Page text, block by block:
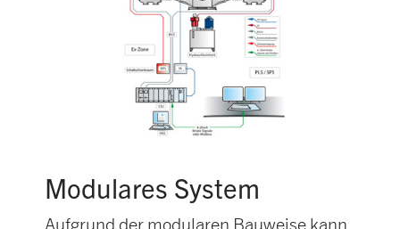
Modulares System
Aufgrund der modularen Bauweise kann